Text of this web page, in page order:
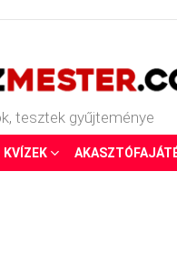
tesztek gyűjteménye
KVÍZEK